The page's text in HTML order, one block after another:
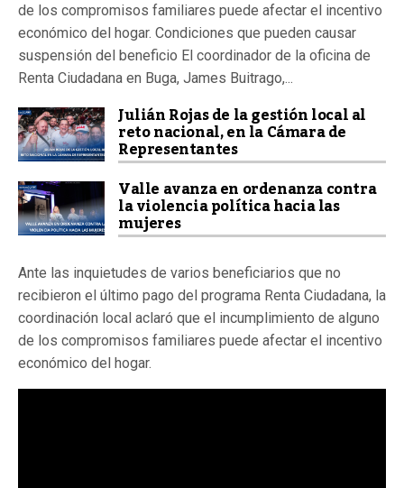
de los compromisos familiares puede afectar el incentivo
económico del hogar. Condiciones que pueden causar
suspensión del beneficio El coordinador de la oficina de
Renta Ciudadana en Buga, James Buitrago,...
Julián Rojas de la gestión local al
reto nacional, en la Cámara de
Representantes
Valle avanza en ordenanza contra
la violencia política hacia las
mujeres
Ante las inquietudes de varios beneficiarios que no
recibieron el último pago del programa Renta Ciudadana, la
coordinación local aclaró que el incumplimiento de alguno
de los compromisos familiares puede afectar el incentivo
económico del hogar.